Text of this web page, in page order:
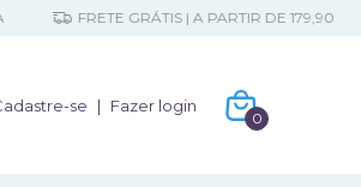
FRETE GRÁTIS | A PARTIR DE 179,90
se | Fazer login
0